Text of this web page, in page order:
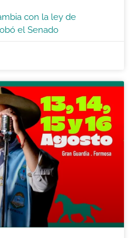
con la ley de
el Senado